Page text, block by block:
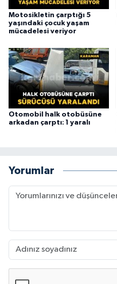
Motosikletin çarptığı 5
yaşındaki çocuk yaşam
mücadelesi veriyor
Otomobil halk otobüsüne
arkadan çarptı: 1 yaralı
Yorumlar